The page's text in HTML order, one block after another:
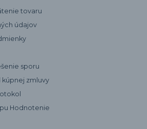
tovaru
údajov
sporu
zmluvy
Hodnotenie